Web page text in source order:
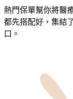
熱門保單幫你將醫
都先搭配好，集結
口。